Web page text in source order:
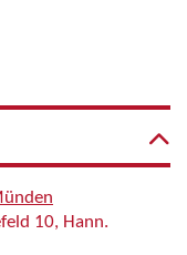
10, Hann.